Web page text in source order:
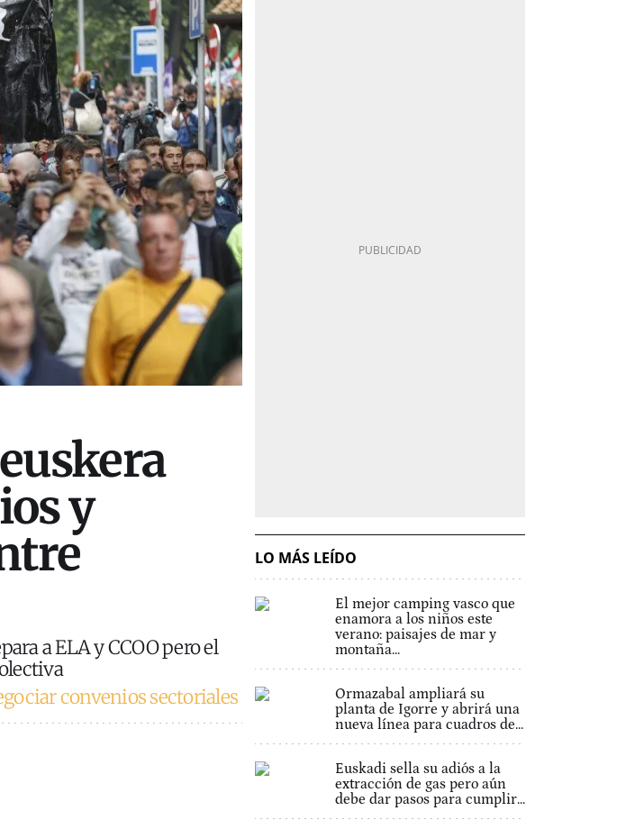
y
a ELA y CCOO pero el
convenios sectoriales
LO MÁS LEÍDO
El mejor camping vasco que
enamora a los niños este
verano: paisajes de mar y
montaña...
Ormazabal ampliará su
planta de Igorre y abrirá una
nueva línea para cuadros de...
Euskadi sella su adiós a la
extracción de gas pero aún
debe dar pasos para cumplir...